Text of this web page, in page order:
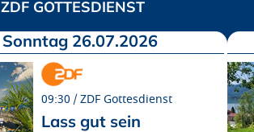
ZDF GOTTESDIENST
Sonntag 26.07.2026
09:30 ZDF Gottesdienst
Lass gut sein